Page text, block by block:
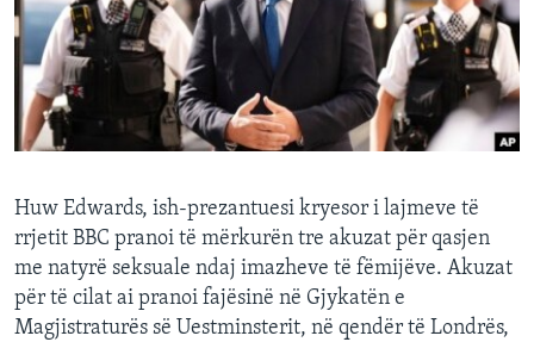
DITARI
Huw Edwards, ish-prezantuesi kryesor i lajmeve të
rrjetit BBC pranoi të mërkurën tre akuzat për qasjen
me natyrë seksuale ndaj imazheve të fëmijëve. Akuzat
për të cilat ai pranoi fajësinë në Gjykatën e
Magjistraturës së Uestminsterit, në qendër të Londrës,